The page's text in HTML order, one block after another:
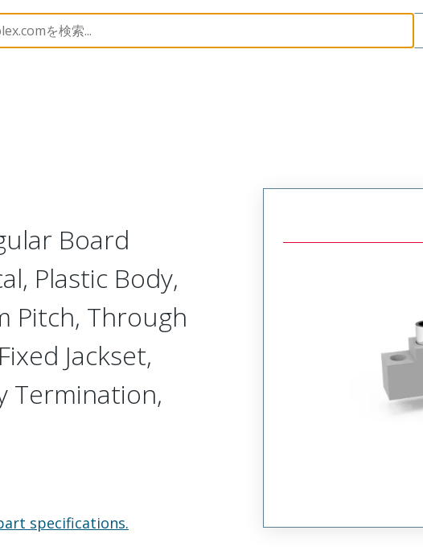
Rectangular, Plastic, 2 Row, Vertical Board Mount Receptacle
Board
Plastic Body,
Pitch, Through
Jackset,
Termination,
specifications.